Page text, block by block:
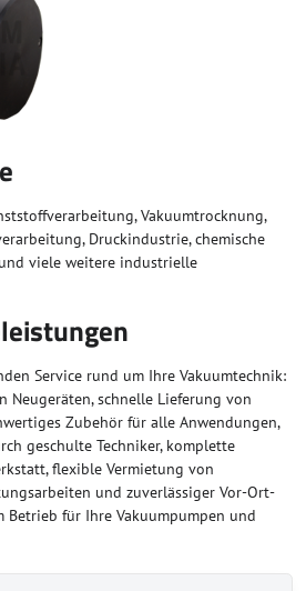
Vakuumtrocknung,
Druckindustrie, chemische
viele weitere industrielle
Service rund um Ihre Vakuumtechnik:
Neugeräten, schnelle Lieferung von
Zubehör für alle Anwendungen,
geschulte Techniker, komplette
flexible Vermietung von
und zuverlässiger Vor-Ort-
Betrieb für Ihre Vakuumpumpen und